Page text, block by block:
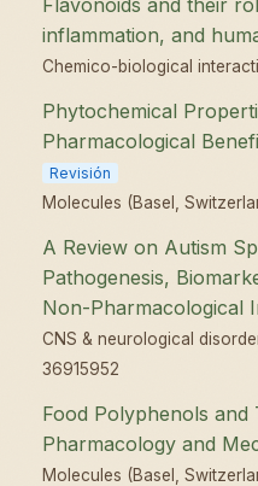
Flavonoids and their
inflammation, and
Chemico-biological
Phytochemical
Pharmacological
Revisión
Molecules (Basel,
A Review on Autism
Pathogenesis,
Non-Pharmacological
CNS & neurological
36915952
Food Polyphenols and
Pharmacology and
Molecules (Basel,